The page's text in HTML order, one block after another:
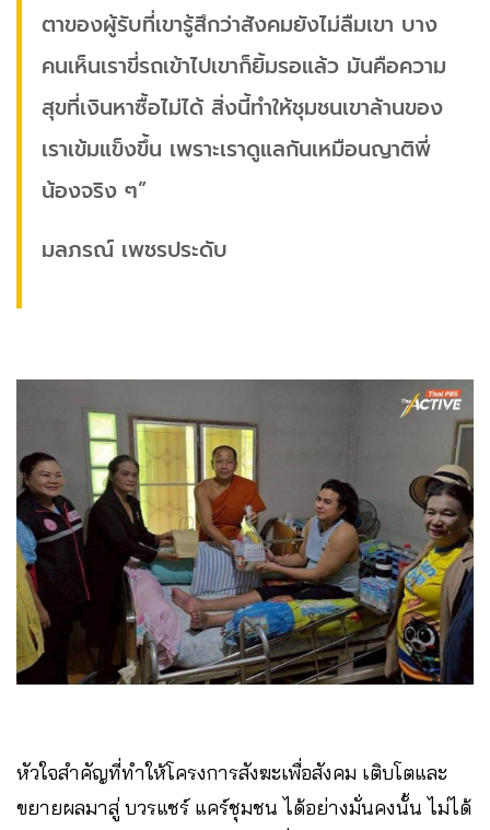
ตาของผู้รับที่เขารู้สึกว่าสังคมยังไม่ลืมเขา บาง
คนเห็นเราขี่รถเข้าไปเขาก็ยิ้มรอแล้ว มันคือความ
สุขที่เงินหาซื้อไม่ได้ สิ่งนี้ทำให้ชุมชนเขาล้านของ
เราเข้มแข็งขึ้น เพราะเราดูแลกันเหมือนญาติพี่
น้องจริง ๆ”
มลภรณ์ เพชรประดับ
หัวใจสำคัญที่ทำให้โครงการสังฆะเพื่อสังคม เติบโตและ
ขยายผลมาสู่ บวรแชร์ แคร์ชุมชน ได้อย่างมั่นคงนั้น ไม่ได้